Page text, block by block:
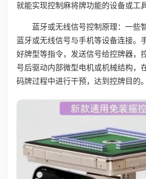
就能实现控制麻将牌功能的设备或工具
蓝牙或无线信号控制原理：一些
蓝牙或无线信号与手机等设备连接。
好牌型等指令，发送信号给控牌器，
号后驱动内部微型电机或机械结构，
码牌过程中进行干预，达到控牌目的。